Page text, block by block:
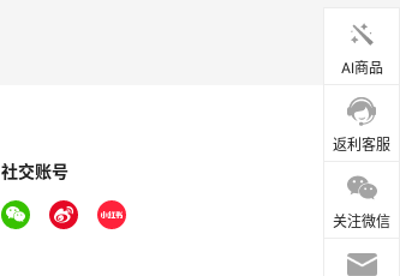
AI商品
返利客服
关注微信
社交账号